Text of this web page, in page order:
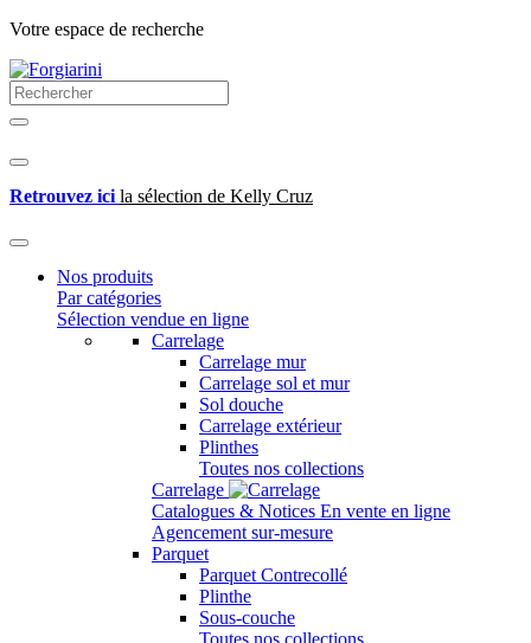
Votre espace de recherche
Retrouvez ici la sélection de Kelly Cruz
Nos produits
Par catégories
Sélection vendue en ligne
Carrelage
Carrelage mur
Carrelage sol et mur
Sol douche
Carrelage extérieur
Plinthes
Toutes nos collections
Carrelage
Catalogues & Notices En vente en ligne
Agencement sur-mesure
Parquet
Parquet Contrecollé
Plinthe
Sous-couche
Toutes nos collections